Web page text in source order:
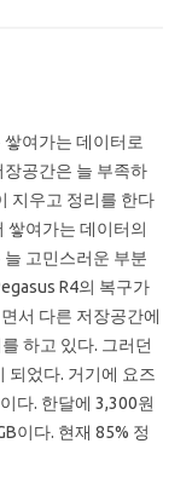
쌓여가는 데이터로
장공간은 늘 부족하
지우고 정리를 한다
쌓여가는 데이터의
늘 고민스러운 부분
R4의 복구가
서 다른 저장공간에
하고 있다. 그러던
되었다. 거기에 요즈
다. 한달에 3,300원
이다. 현재 85% 정